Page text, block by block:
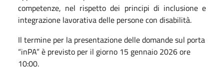
competenze, nel rispetto dei principi di inclusione e
integrazione lavorativa delle persone con disabilità.
Il termine per la presentazione delle domande sul porta
“inPA” è previsto per il giorno 15 gennaio 2026 ore
10:00.